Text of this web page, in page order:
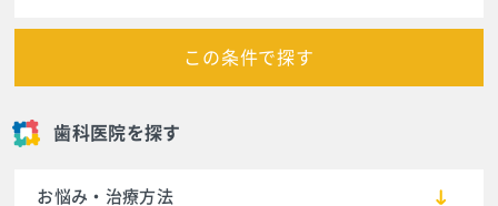
この条件で探す
歯科医院を探す
お悩み・治療方法